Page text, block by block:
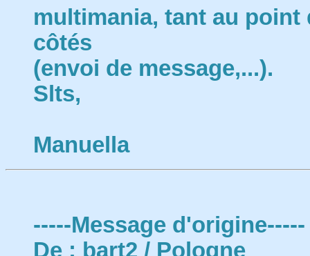
multimania, tant au point
côtés
(envoi de message,...).
Slts,
Manuella
-----Message d'origine-----
De : bart2 / Pologne